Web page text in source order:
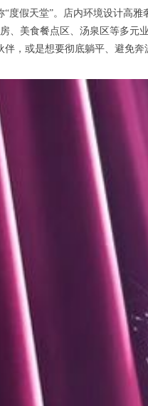
假天堂”。店内环境设计高雅
、美食餐点区、汤泉区等多
，或是想要彻底躺平、避免奔